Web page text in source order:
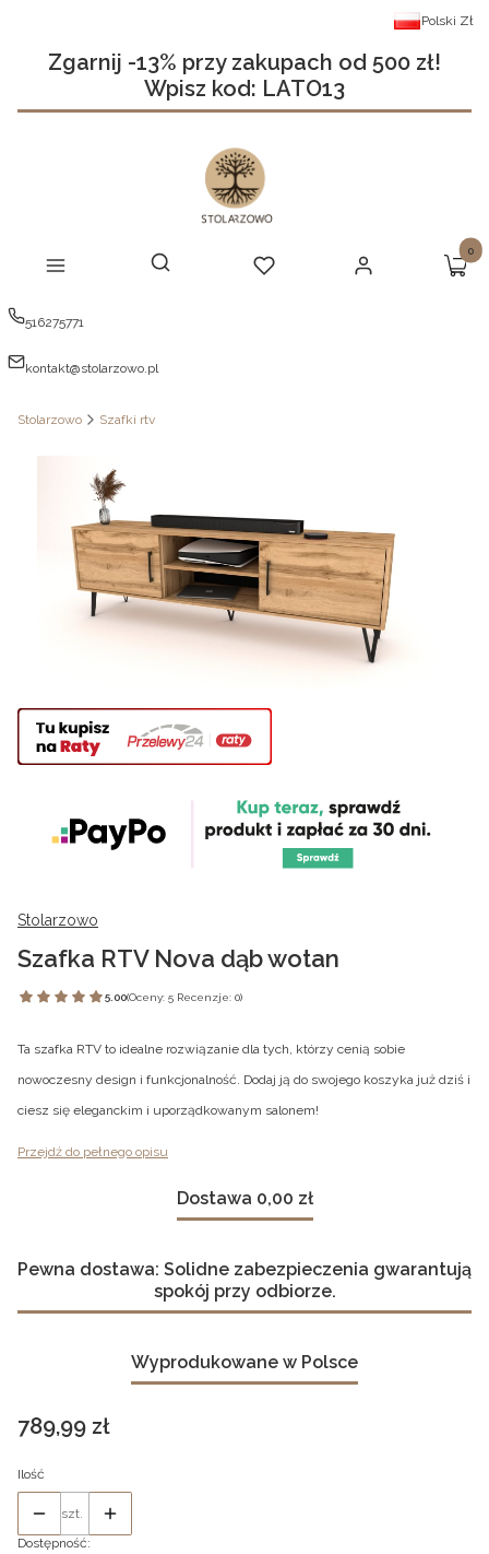
Polski Zł
Zgarnij -13% przy zakupach od 500 zł!
Wpisz kod: LATO13
Menu Otwórz wyszukiwarkę
Szukaj Ulubione Zaloguj się
516275771
kontakt@stolarzowo.pl
Stolarzowo Szafki rtv
Stolarzowo
Szafka RTV Nova dąb wotan
5.00(Oceny: 5 Recenzje: 0)
Ta szafka RTV to idealne rozwiązanie dla tych, którzy cenią sobie
nowoczesny design i funkcjonalność. Dodaj ją do swojego koszyka już dziś i
ciesz się eleganckim i uporządkowanym salonem!
Przejdź do pełnego opisu
Dostawa 0,00 zł
Pewna dostawa: Solidne zabezpieczenia gwarantują
spokój przy odbiorze.
Wyprodukowane w Polsce
Cena
789,99 zł
Ilość
szt.
Dostępność: